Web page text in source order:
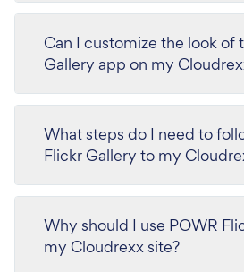
Can I customize the look of
Gallery app on my
What steps do I need to
Flickr Gallery to my
Why should I use POWR
my Cloudrexx site?